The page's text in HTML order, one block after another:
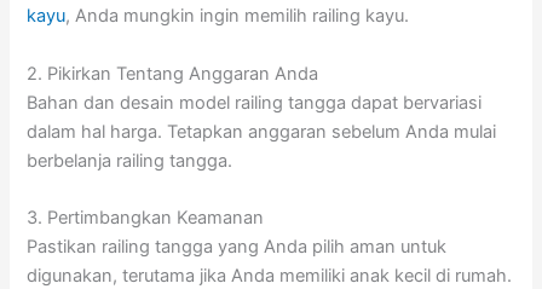
kayu, Anda mungkin ingin memilih railing kayu.
2. Pikirkan Tentang Anggaran Anda
Bahan dan desain model railing tangga dapat bervariasi
dalam hal harga. Tetapkan anggaran sebelum Anda mulai
berbelanja railing tangga.
3. Pertimbangkan Keamanan
Pastikan railing tangga yang Anda pilih aman untuk
digunakan, terutama jika Anda memiliki anak kecil di rumah.